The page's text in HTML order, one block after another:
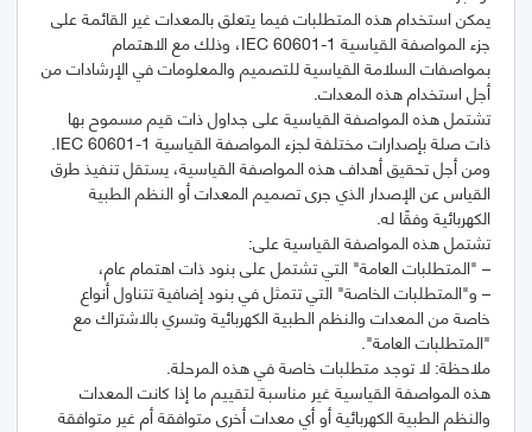
يمكن استخدام هذه المتطلبات فيما يتعلق بالمعدات غير القائمة على
جزء المواصفة القياسية IEC 60601-1، وذلك مع الاهتمام
بمواصفات السلامة القياسية للتصميم والمعلومات في الإرشادات من
تشتمل هذه المواصفة القياسية على جداول ذات قيم مسموح بها
ذات صلة بإصدارات مختلفة لجزء المواصفة القياسية IEC 60601-1.
ومن أجل تحقيق أهداف هذه المواصفة القياسية، يستقل تنفيذ طرق
القياس عن الإصدار الذي جرى تصميم المعدات أو النظم الطبية
– و"المتطلبات الخاصة" التي تتمثل في بنود إضافية تتناول أنواع
خاصة من المعدات والنظم الطبية الكهربائية وتسري بالاشتراك مع
هذه المواصفة القياسية غير مناسبة لتقييم ما إذا كانت المعدات
والنظم الطبية الكهربائية أو أي معدات أخرى متوافقة أم غير متوافقة